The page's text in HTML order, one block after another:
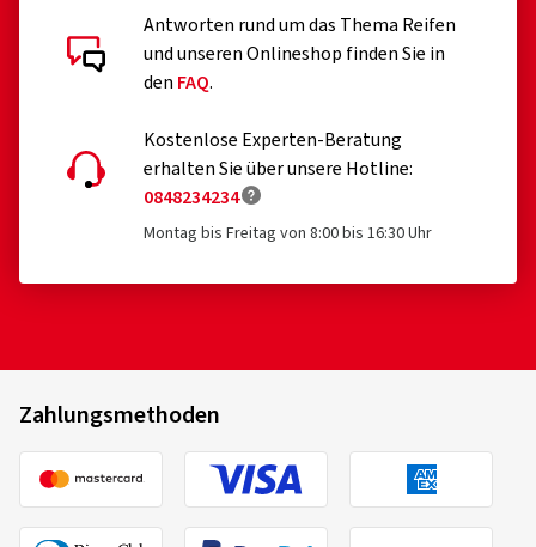
Antworten rund um das Thema Reifen
und unseren Onlineshop finden Sie in
den FAQ.
Kostenlose Experten-Beratung
erhalten Sie über unsere Hotline:
0848234234
Montag bis Freitag von 8:00 bis 16:30 Uhr
Zahlungsmethoden